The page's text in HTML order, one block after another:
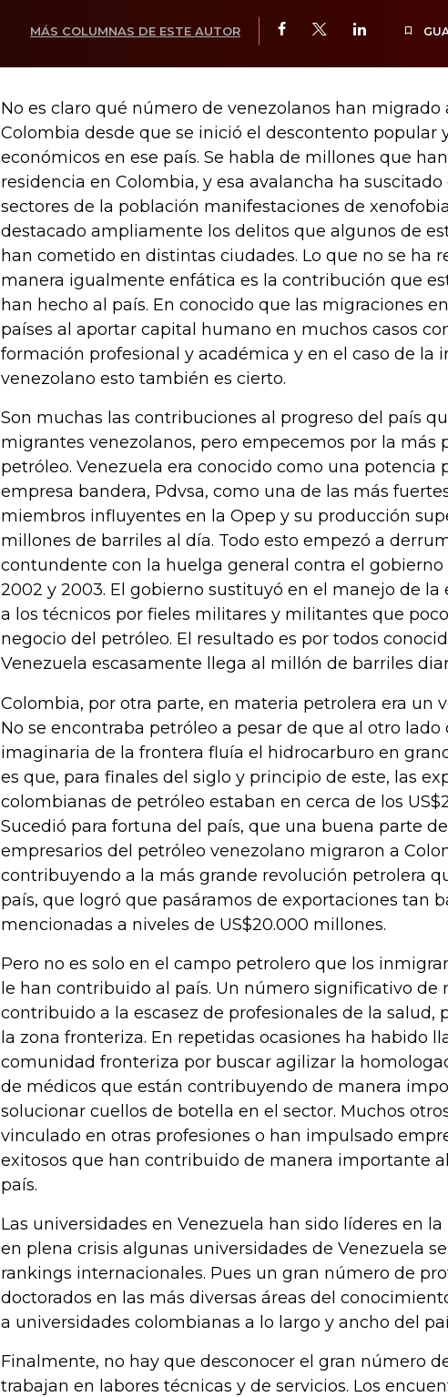
MÁS COLUMNAS DE ESTE AUTOR
No es claro qué número de venezolanos han migrado
Colombia desde que se inició el descontento popular
económicos en ese país. Se habla de millones que
residencia en Colombia, y esa avalancha ha
sectores de la población manifestaciones de
destacado ampliamente los delitos que algunos de
han cometido en distintas ciudades. Lo que no se ha
manera igualmente enfática es la contribución que
han hecho al país. En conocido que las migraciones
países al aportar capital humano en muchos casos
formación profesional y académica y en el caso de la
venezolano esto también es cierto.
Son muchas las contribuciones al progreso del país
migrantes venezolanos, pero empecemos por la más
petróleo. Venezuela era conocido como una potencia
empresa bandera, Pdvsa, como una de las más
miembros influyentes en la Opep y su producción
millones de barriles al día. Todo esto empezó a
contundente con la huelga general contra el gobierno
2002 y 2003. El gobierno sustituyó en el manejo de la
a los técnicos por fieles militares y militantes que
negocio del petróleo. El resultado es por todos
Venezuela escasamente llega al millón de barriles
Colombia, por otra parte, en materia petrolera era un
No se encontraba petróleo a pesar de que al otro lado
imaginaria de la frontera fluía el hidrocarburo en
es que, para finales del siglo y principio de este, las
colombianas de petróleo estaban en cerca de los
Sucedió para fortuna del país, que una buena parte
empresarios del petróleo venezolano migraron a
contribuyendo a la más grande revolución petrolera
país, que logró que pasáramos de exportaciones tan
mencionadas a niveles de US$20.000 millones.
Pero no es solo en el campo petrolero que los
le han contribuido al país. Un número significativo de
contribuido a la escasez de profesionales de la salud,
la zona fronteriza. En repetidas ocasiones ha habido
comunidad fronteriza por buscar agilizar la
de médicos que están contribuyendo de manera
solucionar cuellos de botella en el sector. Muchos
vinculado en otras profesiones o han impulsado
exitosos que han contribuido de manera importante
país.
Las universidades en Venezuela han sido líderes en
en plena crisis algunas universidades de Venezuela
rankings internacionales. Pues un gran número de
doctorados en las más diversas áreas del
a universidades colombianas a lo largo y ancho del
Finalmente, no hay que desconocer el gran número
trabajan en labores técnicas y de servicios. Los